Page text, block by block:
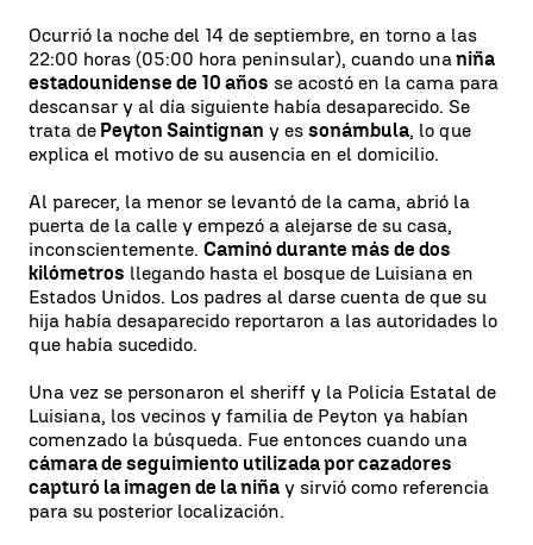
Ocurrió la noche del 14 de septiembre, en torno a las
22:00 horas (05:00 hora peninsular), cuando una niña
estadounidense de 10 años se acostó en la cama para
descansar y al día siguiente había desaparecido. Se
trata de Peyton Saintignan y es sonámbula, lo que
explica el motivo de su ausencia en el domicilio.
Al parecer, la menor se levantó de la cama, abrió la
puerta de la calle y empezó a alejarse de su casa,
inconscientemente. Caminó durante más de dos
kilómetros llegando hasta el bosque de Luisiana en
Estados Unidos. Los padres al darse cuenta de que su
hija había desaparecido reportaron a las autoridades lo
que había sucedido.
Una vez se personaron el sheriff y la Policía Estatal de
Luisiana, los vecinos y familia de Peyton ya habían
comenzado la búsqueda. Fue entonces cuando una
cámara de seguimiento utilizada por cazadores
capturó la imagen de la niña y sirvió como referencia
para su posterior localización.